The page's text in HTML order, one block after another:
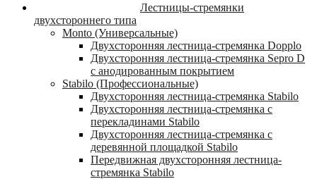
Лестницы-стремянки
двухстороннего типа
Monto (Универсальные)
Двухсторонняя лестница-стремянка Dopplo
Двухсторонняя лестница-стремянка Sepro D
с анодированным покрытием
Stabilo (Профессиональные)
Двухсторонняя лестница-стремянка Stabilo
Двухсторонняя лестница-стремянка с
перекладинами Stabilo
Двухсторонняя лестница-стремянка с
деревянной площадкой Stabilo
Передвижная двухсторонняя лестница-
стремянка Stabilo